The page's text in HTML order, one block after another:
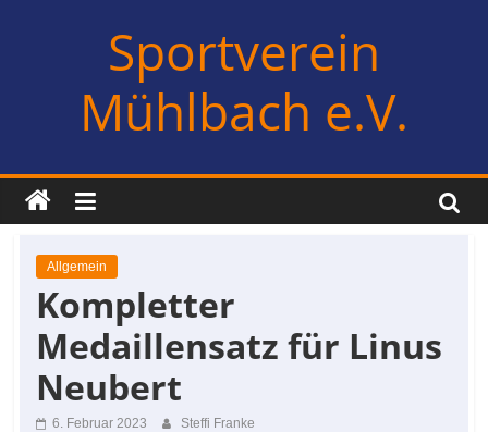
Sportverein
Mühlbach e.V.
Allgemein
Kompletter
Medaillensatz für Linus
Neubert
6. Februar 2023 Steffi Franke